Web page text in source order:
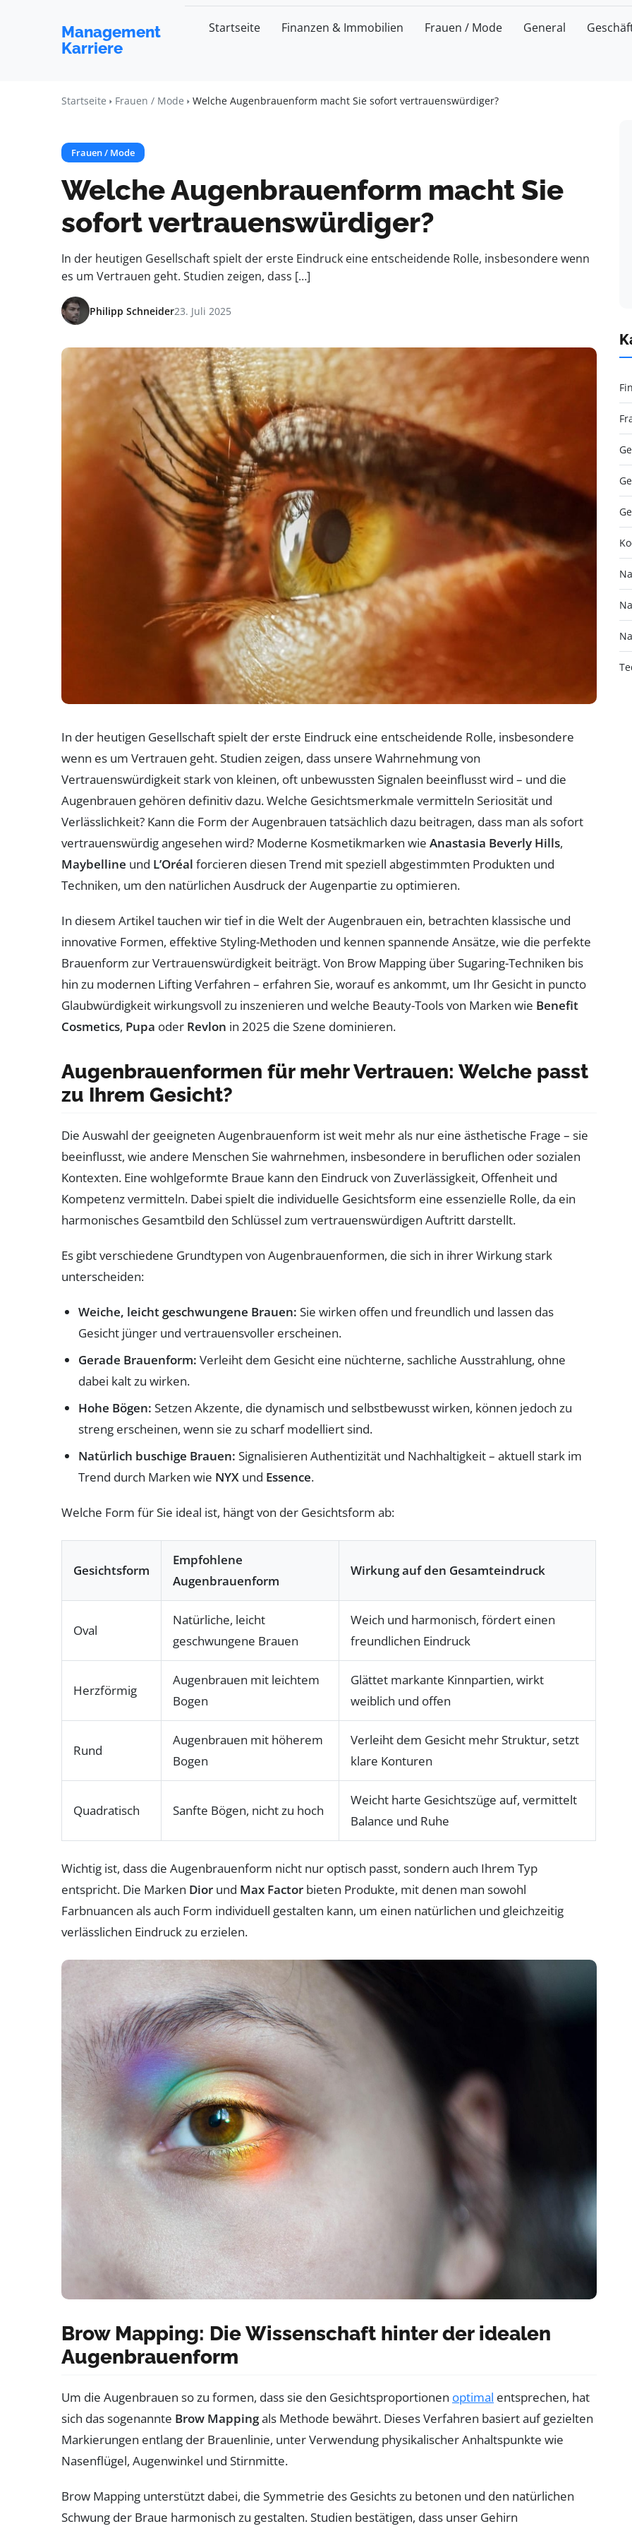
Management
Karriere
Startseite Finanzen & Immobilien Frauen / Mode General
Startseite Frauen / Mode Welche Augenbrauenform macht Sie sofort vertrauenswürdiger?
Frauen / Mode
Welche Augenbrauenform macht Sie
sofort vertrauenswürdiger?
In der heutigen Gesellschaft spielt der erste Eindruck eine entscheidende Rolle, insbesondere wenn
es um Vertrauen geht. Studien zeigen, dass […]
Philipp Schneider23. Juli 2025
In der heutigen Gesellschaft spielt der erste Eindruck eine entscheidende Rolle, insbesondere
wenn es um Vertrauen geht. Studien zeigen, dass unsere Wahrnehmung von
Vertrauenswürdigkeit stark von kleinen, oft unbewussten Signalen beeinflusst wird – und die
Augenbrauen gehören definitiv dazu. Welche Gesichtsmerkmale vermitteln Seriosität und
Verlässlichkeit? Kann die Form der Augenbrauen tatsächlich dazu beitragen, dass man als sofort
vertrauenswürdig angesehen wird? Moderne Kosmetikmarken wie Anastasia Beverly Hills,
Maybelline und L’Oréal forcieren diesen Trend mit speziell abgestimmten Produkten und
Techniken, um den natürlichen Ausdruck der Augenpartie zu optimieren.
In diesem Artikel tauchen wir tief in die Welt der Augenbrauen ein, betrachten klassische und
innovative Formen, effektive Styling-Methoden und kennen spannende Ansätze, wie die perfekte
Brauenform zur Vertrauenswürdigkeit beiträgt. Von Brow Mapping über Sugaring-Techniken bis
hin zu modernen Lifting Verfahren – erfahren Sie, worauf es ankommt, um Ihr Gesicht in puncto
Glaubwürdigkeit wirkungsvoll zu inszenieren und welche Beauty-Tools von Marken wie Benefit
Cosmetics, Pupa oder Revlon in 2025 die Szene dominieren.
Augenbrauenformen für mehr Vertrauen: Welche passt
zu Ihrem Gesicht?
Die Auswahl der geeigneten Augenbrauenform ist weit mehr als nur eine ästhetische Frage – sie
beeinflusst, wie andere Menschen Sie wahrnehmen, insbesondere in beruflichen oder sozialen
Kontexten. Eine wohlgeformte Braue kann den Eindruck von Zuverlässigkeit, Offenheit und
Kompetenz vermitteln. Dabei spielt die individuelle Gesichtsform eine essenzielle Rolle, da ein
harmonisches Gesamtbild den Schlüssel zum vertrauenswürdigen Auftritt darstellt.
Es gibt verschiedene Grundtypen von Augenbrauenformen, die sich in ihrer Wirkung stark
unterscheiden:
Weiche, leicht geschwungene Brauen: Sie wirken offen und freundlich und lassen das
Gesicht jünger und vertrauensvoller erscheinen.
Gerade Brauenform: Verleiht dem Gesicht eine nüchterne, sachliche Ausstrahlung, ohne
dabei kalt zu wirken.
Hohe Bögen: Setzen Akzente, die dynamisch und selbstbewusst wirken, können jedoch zu
streng erscheinen, wenn sie zu scharf modelliert sind.
Natürlich buschige Brauen: Signalisieren Authentizität und Nachhaltigkeit – aktuell stark im
Trend durch Marken wie NYX und Essence.
Welche Form für Sie ideal ist, hängt von der Gesichtsform ab:
Gesichtsform
Empfohlene
Augenbrauenform
Wirkung auf den Gesamteindruck
Oval
Natürliche, leicht
geschwungene Brauen
Weich und harmonisch, fördert einen
freundlichen Eindruck
Herzförmig
Augenbrauen mit leichtem
Bogen
Glättet markante Kinnpartien, wirkt
weiblich und offen
Rund
Augenbrauen mit höherem
Bogen
Verleiht dem Gesicht mehr Struktur, setzt
klare Konturen
Quadratisch Sanfte Bögen, nicht zu hoch
Weicht harte Gesichtszüge auf, vermittelt
Balance und Ruhe
Wichtig ist, dass die Augenbrauenform nicht nur optisch passt, sondern auch Ihrem Typ
entspricht. Die Marken Dior und Max Factor bieten Produkte, mit denen man sowohl
Farbnuancen als auch Form individuell gestalten kann, um einen natürlichen und gleichzeitig
verlässlichen Eindruck zu erzielen.
Brow Mapping: Die Wissenschaft hinter der idealen
Augenbrauenform
Um die Augenbrauen so zu formen, dass sie den Gesichtsproportionen optimal entsprechen, hat
sich das sogenannte Brow Mappingals Methode bewährt. Dieses Verfahren basiert auf gezielten
Markierungen entlang der Brauenlinie, unter Verwendung physikalischer Anhaltspunkte wie
Nasenflügel, Augenwinkel und Stirnmitte.
Brow Mapping unterstützt dabei, die Symmetrie des Gesichts zu betonen und den natürlichen
Schwung der Braue harmonisch zu gestalten. Studien bestätigen, dass unser Gehirn